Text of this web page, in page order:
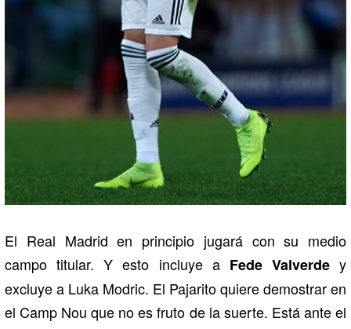
El Real Madrid en principio jugará con su medio
campo titular. Y esto incluye a Fede Valverdey
excluye a Luka Modric. El Pajarito quiere demostrar en
el Camp Nou que no es fruto de la suerte. Está ante el